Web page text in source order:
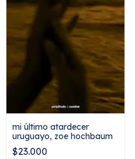
mi último atardecer
uruguayo, zoe hochbaum
$23.000